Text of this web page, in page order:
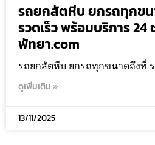
รถยกสัตหีบ ยกรถทุกขน
รวดเร็ว พร้อมบริการ 24
พัทยา.com
รถยกสัตหีบ ยกรถทุกขนาดถึงที่
ดูเพิ่มเติม »
13/11/2025